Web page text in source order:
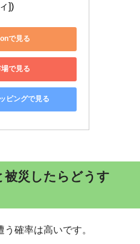
])
で見る
で見る
ピングで見る
被災したらどうす
確率は高いです。